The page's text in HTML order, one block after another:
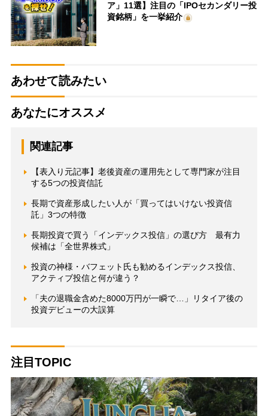
ア」11選】注目の「IPOセカンダリー投
資銘柄」を一挙紹介
あわせて読みたい
あなたにオススメ
関連記事
【表入り元記事】老後資産の運用先として専門家が注目
する5つの投資信託
長期で資産形成したい人が「買ってはいけない投資信
託」3つの特徴
長期投資で買う「インデックス投信」の選び方 最有力
候補は「全世界株式」
投資の神様・バフェット氏も勧めるインデックス投信、
アクティブ投信と何が違う？
「夫の退職金含めた8000万円が一瞬で…」リタイア後の
投資デビューの大誤算
注目TOPIC